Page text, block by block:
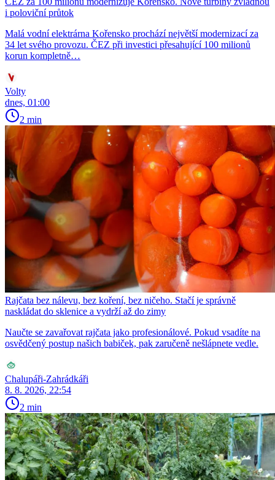
i poloviční průtok
Malá vodní elektrárna Kořensko prochází největší modernizací za
34 let svého provozu. ČEZ při investici přesahující 100 milionů
korun kompletně…
Volty
dnes, 01:00
2 min
Rajčata bez nálevu, bez koření, bez ničeho. Stačí je správně
naskládat do sklenice a vydrží až do zimy
Naučte se zavařovat rajčata jako profesionálové. Pokud vsadíte na
osvědčený postup našich babiček, pak zaručeně nešlápnete vedle.
Chalupáři-Zahrádkáři
8. 8. 2026, 22:54
2 min